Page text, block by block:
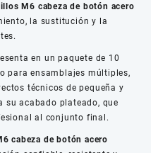
M6 cabeza de botón acero
la sustitución y la
en un paquete de 10
para ensamblajes múltiples,
técnicos de pequeña y
su acabado plateado, que
al conjunto final.
cabeza de botón acero